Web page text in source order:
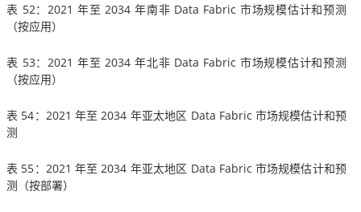
表 52：2021 年至 2034 年南非 Data Fabric 市场规模估计和预测
（按应用）
表 53：2021 年至 2034 年北非 Data Fabric 市场规模估计和预测
（按应用）
表 54：2021 年至 2034 年亚太地区 Data Fabric 市场规模估计和预
测
表 55：2021 年至 2034 年亚太地区 Data Fabric 市场规模估计和预
测（按部署）